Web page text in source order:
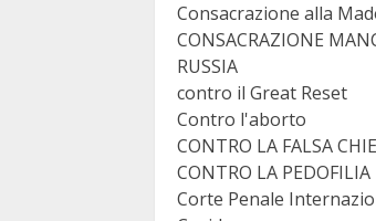
Consacrazione alla
CONSACRAZIONE
RUSSIA
contro il Great Reset
Contro l'aborto
CONTRO LA FALSA
CONTRO LA PEDOFILIA
Corte Penale